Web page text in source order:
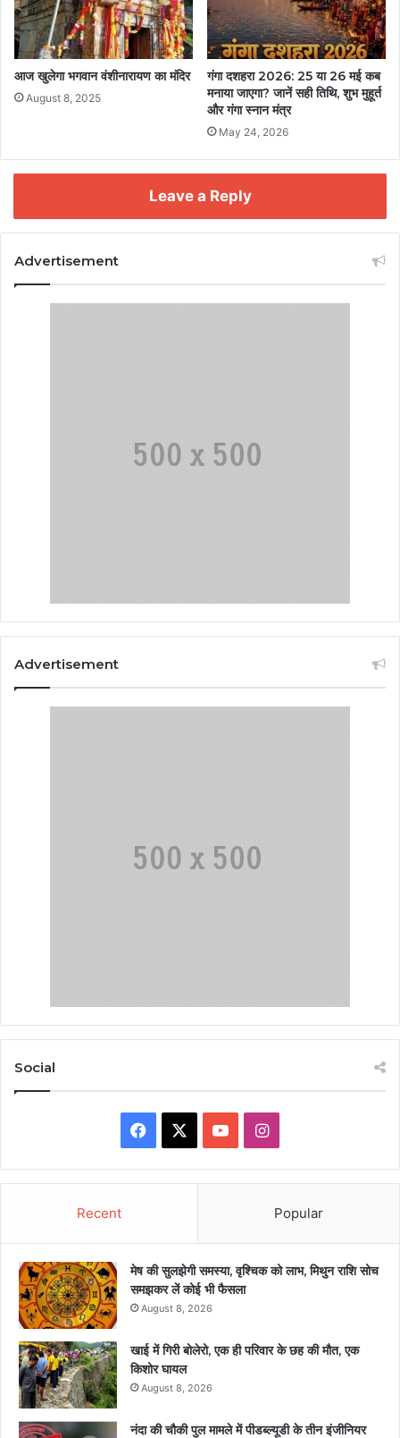
आज खुलेगा भगवान वंशीनारायण का मंदिर
August 8, 2025
गंगा दशहरा 2026: 25 या 26 मई कब
मनाया जाएगा? जानें सही तिथि, शुभ मुहूर्त
और गंगा स्नान मंत्र
May 24, 2026
Leave a Reply
Advertisement
Advertisement
Social
Facebook YouTubeInstagram
Recent Popular
मेष की सुलझेगी समस्या, वृश्चिक को लाभ, मिथुन राशि सोच
समझकर लें कोई भी फैसला
August 8, 2026
खाई में गिरी बोलेरो, एक ही परिवार के छह की मौत, एक
किशोर घायल
August 8, 2026
नंदा की चौकी पुल मामले में पीडब्ल्यूडी के तीन इंजीनियर